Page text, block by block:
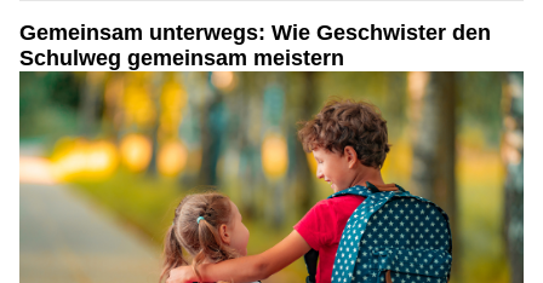
Gemeinsam unterwegs: Wie Geschwister den
Schulweg gemeinsam meistern